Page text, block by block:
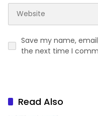
Save my name,
the next time I
Read Also